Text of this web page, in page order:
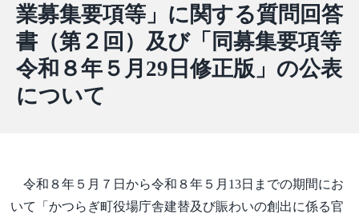
業募集要項等」に関する質問回答
書（第２回）及び「同募集要項等
令和８年５月29日修正版」の公表
について
令和８年５月７日から令和８年５月13日までの期間にお
いて「かつらぎ町役場庁舎建替及び賑わいの創出に係る官